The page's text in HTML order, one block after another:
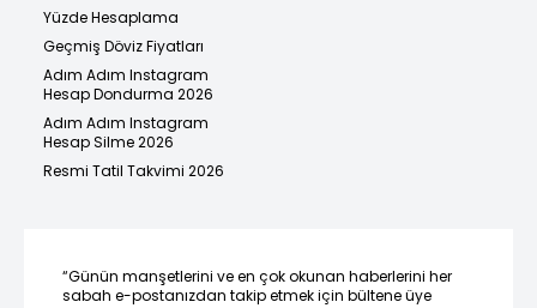
Yüzde Hesaplama
Geçmiş Döviz Fiyatları
Adım Adım Instagram
Hesap Dondurma 2026
Adım Adım Instagram
Hesap Silme 2026
Resmi Tatil Takvimi 2026
“Günün manşetlerini ve en çok okunan haberlerini her
sabah e-postanızdan takip etmek için bültene üye